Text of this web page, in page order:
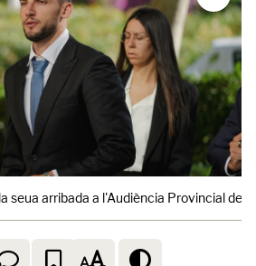
seua arribada a l'Audiència Provincial de